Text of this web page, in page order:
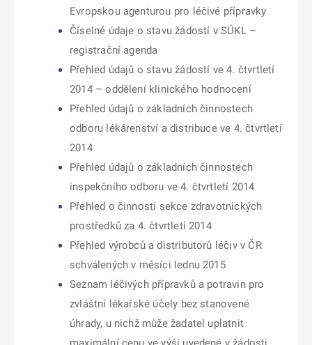
Evropskou agenturou pro léčivé přípravky
Číselné údaje o stavu žádostí v SÚKL –
registrační agenda
Přehled údajů o stavu žádostí ve 4. čtvrtletí
2014 – oddělení klinického hodnocení
Přehled údajů o základních činnostech
odboru lékárenství a distribuce ve 4. čtvrtletí
2014
Přehled údajů o základních činnostech
inspekčního odboru ve 4. čtvrtletí 2014
Přehled o činnosti sekce zdravotnických
prostředků za 4. čtvrtletí 2014
Přehled výrobců a distributorů léčiv v ČR
schválených v měsíci lednu 2015
Seznam léčivých přípravků a potravin pro
zvláštní lékařské účely bez stanovené
úhrady, u nichž může žadatel uplatnit